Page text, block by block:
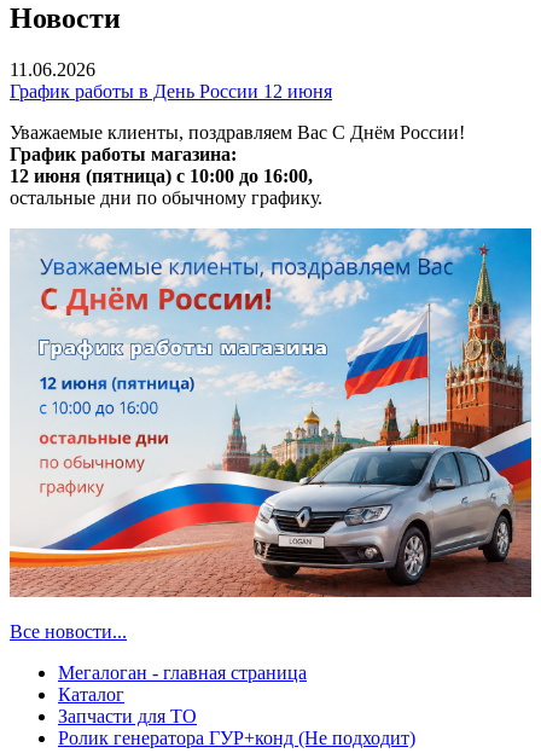
Новости
11.06.2026
График работы в День России 12 июня
Уважаемые клиенты, поздравляем Вас С Днём России!
График работы магазина:
12 июня (пятница) с 10:00 до 16:00,
остальные дни по обычному графику.
Все новости...
Мегалоган - главная страница
Каталог
Запчасти для ТО
Ролик генератора ГУР+конд (Не подходит)